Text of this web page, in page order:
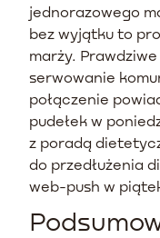
jednorazowego
bez wyjątku to
marży.
serwowanie
połączenie
pudełek w
z poradą
do przedłużenia
web-push w